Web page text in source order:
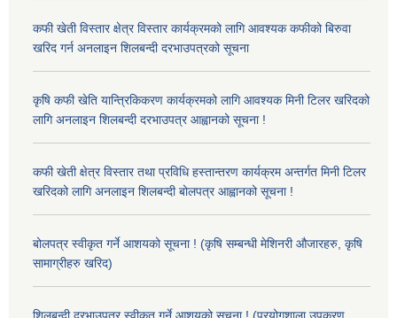
कफी खेती विस्तार क्षेत्र विस्तार कार्यक्रमको लागि आवश्यक कफीको बिरुवा
खरिद गर्न अनलाइन शिलबन्दी दरभाउपत्रको सूचना
कृषि कफी खेति यान्त्रिकिकरण कार्यक्रमको लागि आवश्यक मिनी टिलर खरिदको
लागि अनलाइन शिलबन्दी दरभाउपत्र आह्वानको सूचना !
कफी खेती क्षेत्र विस्तार तथा प्रविधि हस्तान्तरण कार्यक्रम अन्तर्गत मिनी टिलर
खरिदको लागि अनलाइन शिलबन्दी बोलपत्र आह्वानको सूचना !
बोलपत्र स्वीकृत गर्ने आशयको सूचना ! (कृषि सम्बन्धी मेशिनरी औजारहरु, कृषि
सामाग्रीहरु खरिद)